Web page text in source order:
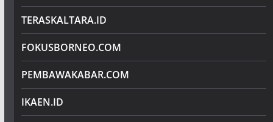
TERASKALTARA.ID
FOKUSBORNEO.COM
PEMBAWAKABAR.COM
IKAEN.ID